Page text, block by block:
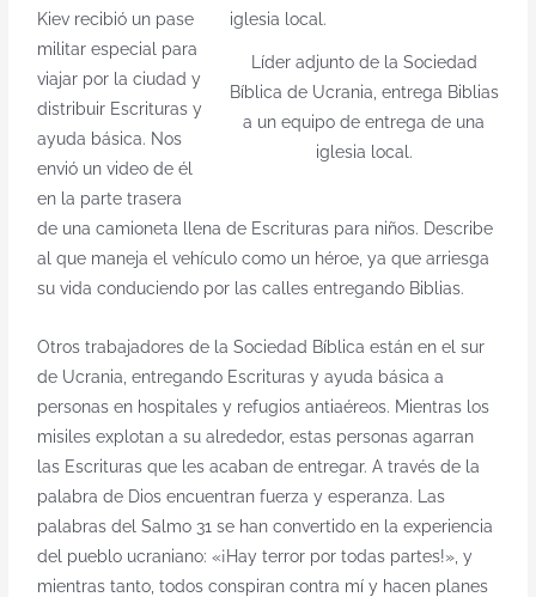
Líder adjunto de la Sociedad
Bíblica de Ucrania, entrega Biblias
a un equipo de entrega de una
iglesia local.
Kiev recibió un pase
militar especial para
viajar por la ciudad y
distribuir Escrituras y
ayuda básica. Nos
envió un video de él
en la parte trasera
de una camioneta llena de Escrituras para niños. Describe
al que maneja el vehículo como un héroe, ya que arriesga
su vida conduciendo por las calles entregando Biblias.
Otros trabajadores de la Sociedad Bíblica están en el sur
de Ucrania, entregando Escrituras y ayuda básica a
personas en hospitales y refugios antiaéreos. Mientras los
misiles explotan a su alrededor, estas personas agarran
las Escrituras que les acaban de entregar. A través de la
palabra de Dios encuentran fuerza y esperanza. Las
palabras del Salmo 31 se han convertido en la experiencia
del pueblo ucraniano: «¡Hay terror por todas partes!», y
mientras tanto, todos conspiran contra mí y hacen planes